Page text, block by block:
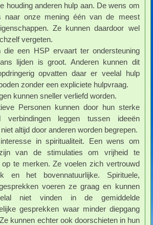
houding anderen hulp aan. De wens om
naar onze mening één van de meest
Ze kunnen daardoor wel
vergeten.
die een HSP ervaart ter ondersteuning
lijden is groot. Anderen kunnen dit
opvatten daar er veelal hulp
zonder een expliciete hulpvraag.
kunnen sneller verliefd worden.
Personen kunnen door hun sterke
verbindingen leggen tussen ideeën
altijd door anderen worden begrepen.
in spiritualiteit. Een wens om
van de stimulaties om vrijheid te
te merken. Ze voelen zich vertrouwd
en het bovennatuurlijke. Spirituele,
voeren ze graag en kunnen
niet vinden in de gemiddelde
gesprekken waar minder diepgang
kunnen echter ook doorschieten in hun